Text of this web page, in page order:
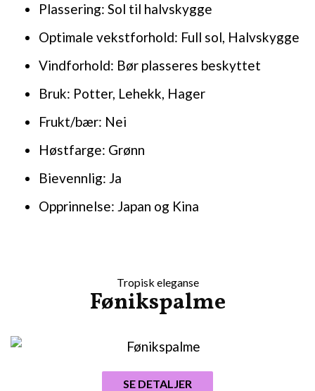
Plassering: Sol til halvskygge
Optimale vekstforhold: Full sol, Halvskygge
Vindforhold: Bør plasseres beskyttet
Bruk: Potter, Lehekk, Hager
Frukt/bær: Nei
Høstfarge: Grønn
Bievennlig: Ja
Opprinnelse: Japan og Kina
Tropisk eleganse
Fønikspalme
SE DETALJER